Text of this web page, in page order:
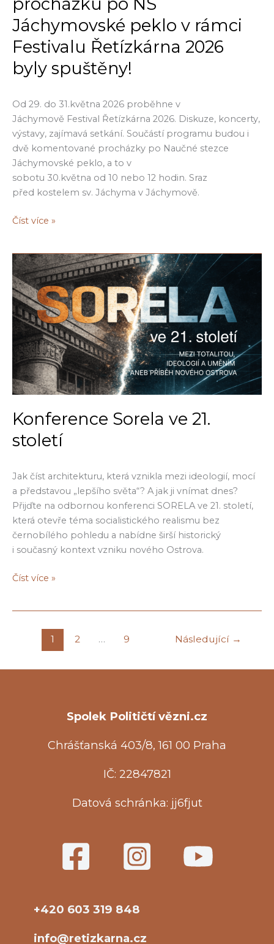
Jáchymovské peklo v rámci
Festivalu Řetízkárna 2026
byly spuštěny!
Od 29. do 31.května 2026 proběhne v
Jáchymově Festival Řetízkárna 2026. Diskuze, koncerty,
výstavy, zajímavá setkání. Součástí programu budou i
dvě komentované procházky po Naučné stezce
Jáchymovské peklo, a to v
sobotu 30.května od 10 nebo 12 hodin. Sraz
před kostelem sv. Jáchyma v Jáchymově.
Rezervace
procházku
po
NS
Jáchymovské
peklo
rámci
Festivalu
Řetízkárna
2026
byly
spuštěny!
Číst více »
Konference Sorela ve 21.
století
Jak číst architekturu, která vznikla mezi ideologií, mocí
a představou „lepšího světa“? A jak ji vnímat dnes?
Přijďte na odbornou konferenci SORELA ve 21. století,
která otevře téma socialistického realismu bez
černobílého pohledu a nabídne širší historický
i současný kontext vzniku nového Ostrova.
Konference
Číst více »
1 2 … 9 Následující →
Spolek Političtí vězni.cz
Chrášťanská 403/8, 161 00 Praha
IČ: 22847821
Datová schránka: jj6fjut
+420 603 319 848
info@retizkarna.cz